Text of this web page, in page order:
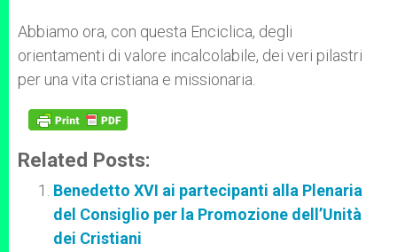
Abbiamo ora, con questa Enciclica, degli
orientamenti di valore incalcolabile, dei veri pilastri
per una vita cristiana e missionaria.
Related Posts:
Benedetto XVI ai partecipanti alla Plenaria
del Consiglio per la Promozione dell’Unità
dei Cristiani